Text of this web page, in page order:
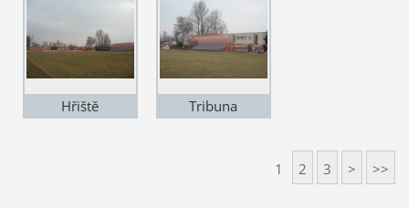
Hřiště Tribuna
1 2 3 > >>